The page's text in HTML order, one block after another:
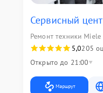
Сервисный
Ремонт техники Miele
5,0205
Открыто до 21:00
Маршрут